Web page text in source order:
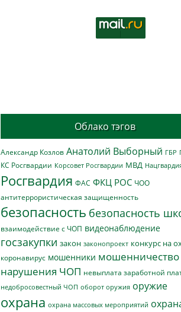
Облако тэгов
Александр Козлов Анатолий Выборный ГБР
КС Росгвардии Корсовет Росгвардии МВД
Росгвардия ФАС ФКЦ РОС ЧОО
антитеррористическая защищенность
безопасность безопасность
взаимодействие с ЧОП видеонаблюдение
госзакупки закон законопроект конкурс на
коронавирус мошенники мошенничество
нарушения ЧОП невыплата заработной
недобросовестный ЧОП оборот оружия оружие
охрана охрана массовых мероприятий